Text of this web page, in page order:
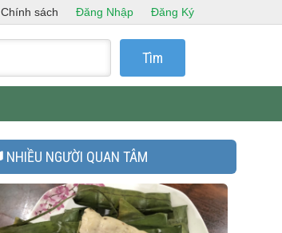
Chính sách Đăng Nhập Đăng Ký
Tìm
NHIỀU NGƯỜI QUAN TÂM